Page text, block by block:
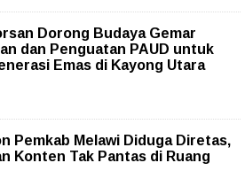
Dorong Budaya Gemar
dan Penguatan PAUD untuk
Emas di Kayong Utara
Pemkab Melawi Diduga Diretas,
Konten Tak Pantas di Ruang